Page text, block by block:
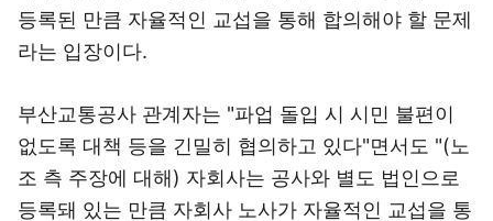
등록된 만큼 자율적인 교섭을 통해 합의해야 할 문제
라는 입장이다.
부산교통공사 관계자는 "파업 돌입 시 시민 불편이
없도록 대책 등을 긴밀히 협의하고 있다"면서도 "(노
조 측 주장에 대해) 자회사는 공사와 별도 법인으로
등록돼 있는 만큼 자회사 노사가 자율적인 교섭을 통